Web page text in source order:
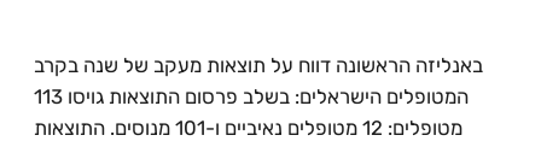
באנליזה הראשונה דווח על תוצאות מעקב של שנה בקרב
המטופלים הישראלים: בשלב פרסום התוצאות גויסו 113
מטופלים: 12 מטופלים נאיביים ו-101 מנוסים. התוצאות